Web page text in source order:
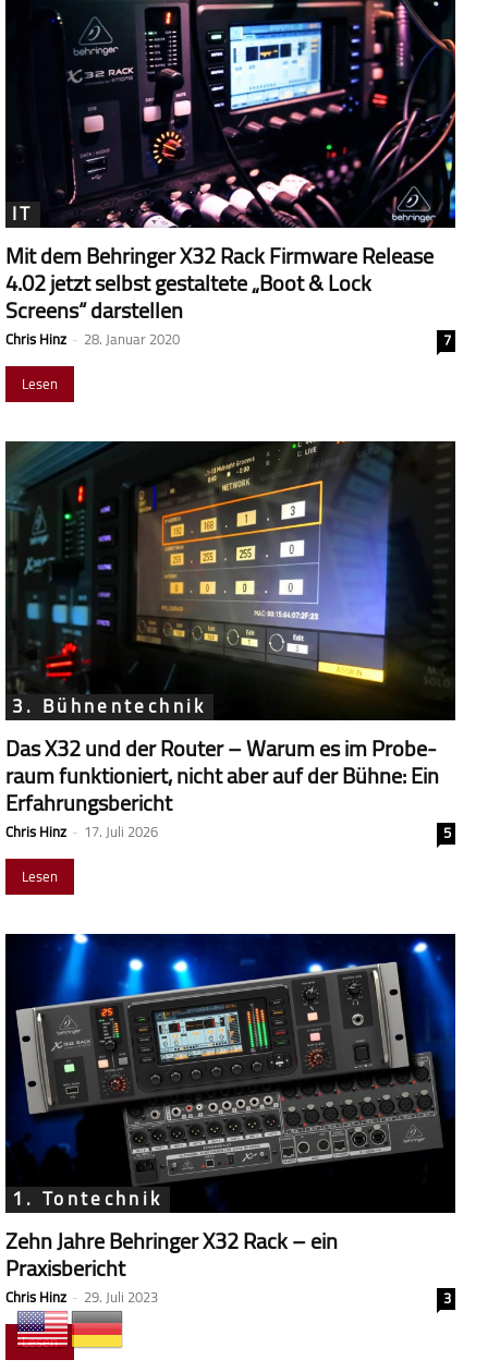
IT
Mit dem Behringer X32 Rack Firmware Release
4.02 jetzt selbst gestaltete „Boot & Lock
Screens“ darstellen
Chris Hinz - 28. Januar 2020
7
Lesen
3. Bühnentechnik
Das X32 und der Router – Warum es im Probe­
raum funk­tio­niert, nicht aber auf der Bühne: Ein
Erfahrungsbericht
Chris Hinz - 17. Juli 2026
5
Lesen
1. Tontechnik
Zehn Jahre Behringer X32 Rack – ein
Praxisbericht
Chris Hinz - 29. Juli 2023
3
Lesen